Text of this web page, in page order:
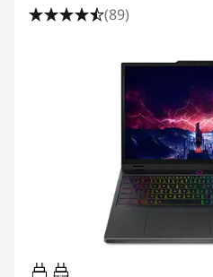
(89)
95W-100W